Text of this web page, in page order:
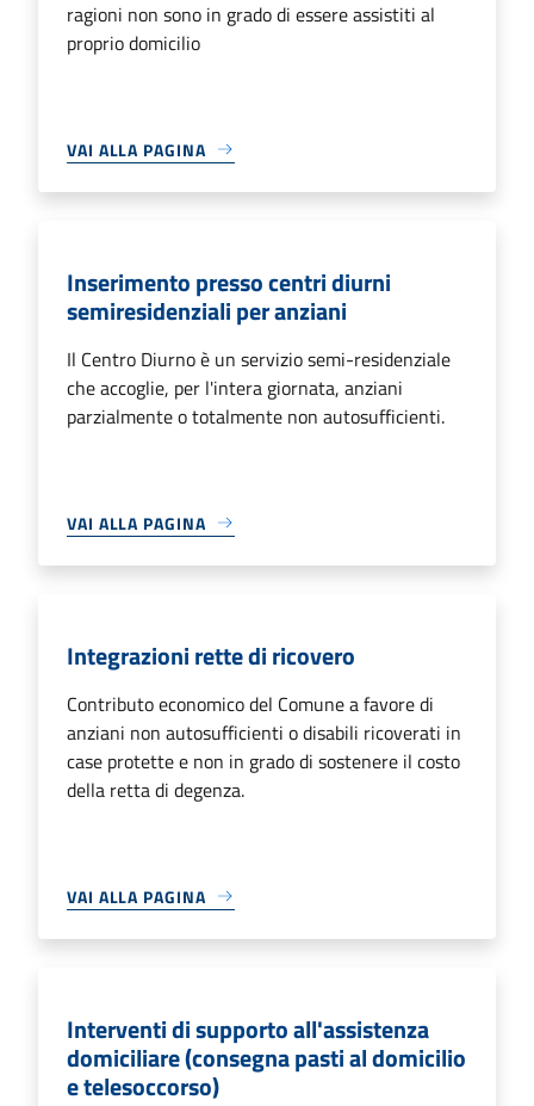
ragioni non sono in grado di essere assistiti al
proprio domicilio
VAI ALLA PAGINA
Inserimento presso centri diurni
semiresidenziali per anziani
Il Centro Diurno è un servizio semi-residenziale
che accoglie, per l'intera giornata, anziani
parzialmente o totalmente non autosufficienti.
VAI ALLA PAGINA
Integrazioni rette di ricovero
Contributo economico del Comune a favore di
anziani non autosufficienti o disabili ricoverati in
case protette e non in grado di sostenere il costo
della retta di degenza.
VAI ALLA PAGINA
Interventi di supporto all'assistenza
domiciliare (consegna pasti al domicilio
e telesoccorso)